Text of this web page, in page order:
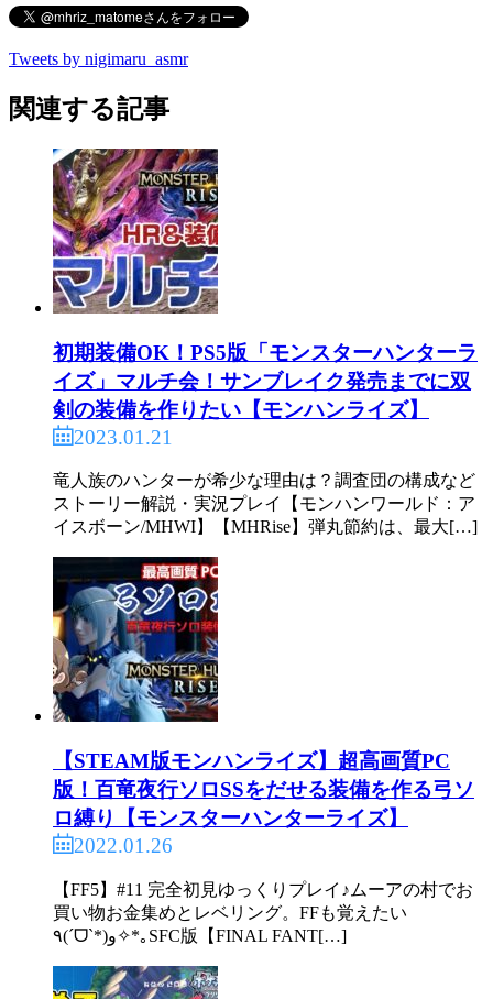
Tweets by nigimaru_asmr
関連する記事
初期装備OK！PS5版「モンスターハンターラ
イズ」マルチ会！サンブレイク発売までに双
剣の装備を作りたい【モンハンライズ】
2023.01.21
竜人族のハンターが希少な理由は？調査団の構成など
ストーリー解説・実況プレイ【モンハンワールド：ア
イスボーン/MHWI】【MHRise】弾丸節約は、最大[…]
【STEAM版モンハンライズ】超高画質PC
版！百竜夜行ソロSSをだせる装備を作る弓ソ
ロ縛り【モンスターハンターライズ】
2022.01.26
【FF5】#11 完全初見ゆっくりプレイ♪ムーアの村でお
買い物お金集めとレベリング。FFも覚えたい
٩(ˊᗜˋ*)و✧*｡SFC版【FINAL FANT[…]